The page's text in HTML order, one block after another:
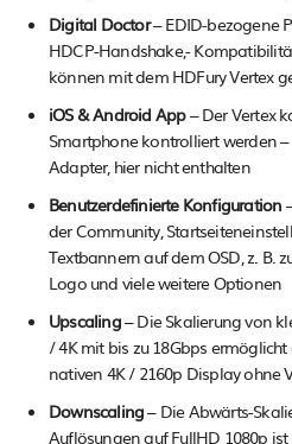
Digital Doctor– EDID-bezogene
HDCP-Handshake,-
können mit dem HDFury Vertex
iOS & Android App– Der Vertex
Smartphone kontrolliert werden –
Adapter, hier nicht enthalten
Benutzerdefinierte Konfiguration
der Community,
Textbannern auf dem OSD, z. B.
Logo und viele weitere Optionen
Upscaling– Die Skalierung von
/ 4K mit bis zu 18Gbps
nativen 4K / 2160p Display ohne
Downscaling– Die Abwärts-
Auflösungen auf FullHD 1080p